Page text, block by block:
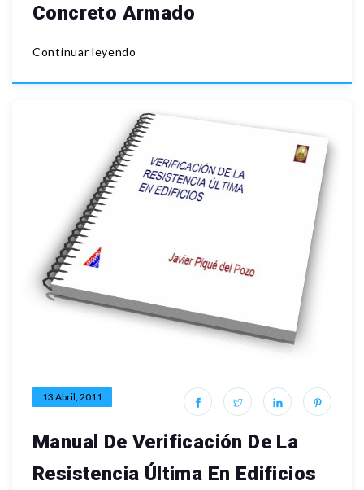
Concreto Armado
Continuar leyendo
13 Abril, 2011
Manual De Verificación De La
Resistencia Última En Edificios